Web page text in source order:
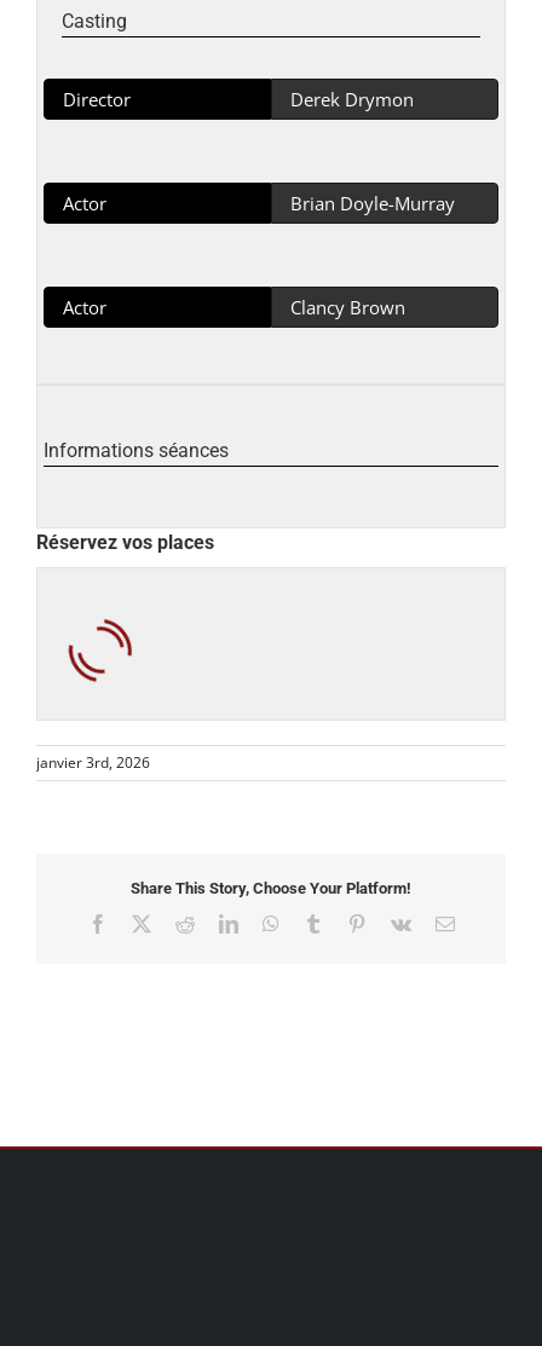
Casting
Director Derek Drymon
Actor Brian Doyle-Murray
Actor Clancy Brown
Informations séances
Réservez vos places
janvier 3rd, 2026
Share This Story, Choose Your Platform!
Facebook RedditLinkedInWhatsApp
Tumblr Pinterest
Vk Email